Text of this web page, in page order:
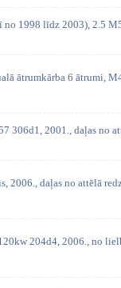
no 1998 līdz 2003), 2.5
ātrumkārba 6 ātrumi,
306d1, 2001., daļas no
2006., daļas no attēlā
204d4, 2006., no